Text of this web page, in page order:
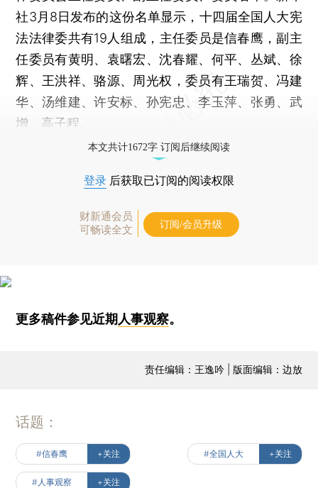
社3月8日发布的这份名单显示，十四届全国人大宪
法法律委共有19人组成，主任委员是信春鹰，副主
任委员有黄明、袁曙宏、沈春耀、何平、丛斌、徐
辉、王洪祥、骆源、周光权，委员有王瑞贺、冯建
华、汤维建、许安标、孙宪忠、李玉萍、张勇、武
增、高子程。
本文共计1672字 订阅后继续阅读
登录 后获取已订阅的阅读权限
财新通会员
可畅读全文
订阅/会员升级
更多稿件参见近期 人事观察。
责任编辑：王逸吟 | 版面编辑：边放
话题：
#信春鹰 +关注 #全国人大 +关注
#人事观察 +关注